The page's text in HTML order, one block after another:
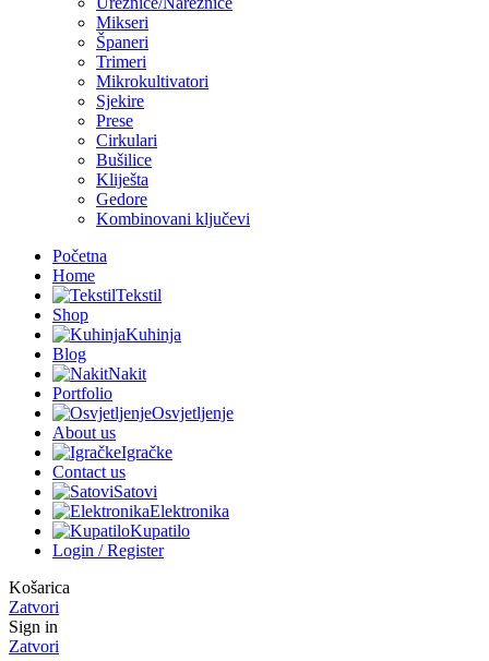
Mikseri
Španeri
Trimeri
Mikrokultivatori
Sjekire
Prese
Cirkulari
Bušilice
Kliješta
Gedore
Kombinovani ključevi
Početna
Home
Tekstil
Shop
Kuhinja
Blog
Nakit
Portfolio
Osvjetljenje
About us
Igračke
Contact us
Satovi
Elektronika
Kupatilo
Login / Register
Košarica
Zatvori
Sign in
Zatvori